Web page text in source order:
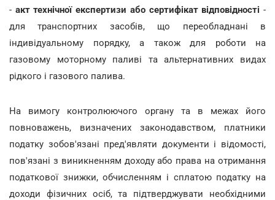
- акт технічної експертизи або сертифікат відповідності-
для транспортних засобів, що переобладнані в
індивідуальному порядку, а також для роботи на
газовому моторному паливі та альтернативних видах
рідкого і газового палива.
На вимогу контролюючого органу та в межах його
повноважень, визначених законодавством, платники
податку зобов'язані пред'являти документи і відомості,
пов'язані з виникненням доходу або права на отримання
податкової знижки, обчисленням і сплатою податку на
доходи фізичних осіб, та підтверджувати необхідними